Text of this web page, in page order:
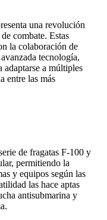
una revolución
combate. Estas
la colaboración de
tecnología,
adaptarse a múltiples
entre las más
de fragatas F-100 y
permitiendo la
y equipos según las
las hace aptas
antisubmarina y